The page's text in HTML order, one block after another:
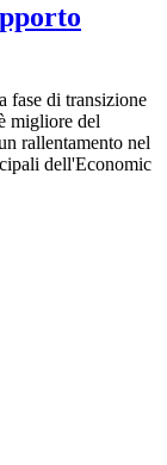
fase di transizione
migliore del
rallentamento nel
dell'Economic